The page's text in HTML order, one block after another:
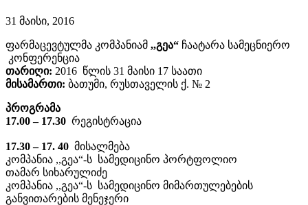
31 მაისი, 2016
ფარმაცევტულმა კომპანიამ ,,გეა“ ჩაატარა სამეცნიერო
კონფერენცია
თარიღი: 2016 წლის 31 მაისი 17 საათი
მისამართი: ბათუმი, რუსთაველის ქ. № 2
პროგრამა
17.00 – 17.30 რეგისტრაცია
17.30 – 17. 40 მისალმება
კომპანია ,,გეა“-ს სამედიცინო პორტფოლიო
თამარ სიხარულიძე
კომპანია ,,გეა“-ს სამედიცინო მიმართულებების
განვითარების მენეჯერი